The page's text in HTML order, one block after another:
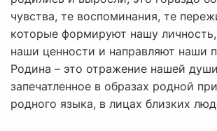
чувства, те воспоминания, те
которые формируют нашу
наши ценности и направляют наши
Родина – это отражение нашей
запечатленное в образах родной
родного языка, в лицах близких